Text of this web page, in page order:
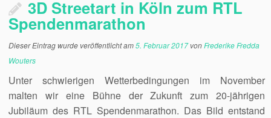
3D Streetart in Köln zum RTL
Spendenmarathon
Dieser Eintrag wurde veröffentlicht am5. Februar 2017 vonFrederike Fredda
Wouters
Unter schwierigen Wetterbedingungen im November
malten wir eine Bühne der Zukunft zum 20-jährigen
Jubiläum des RTL Spendenmarathon. Das Bild entstand